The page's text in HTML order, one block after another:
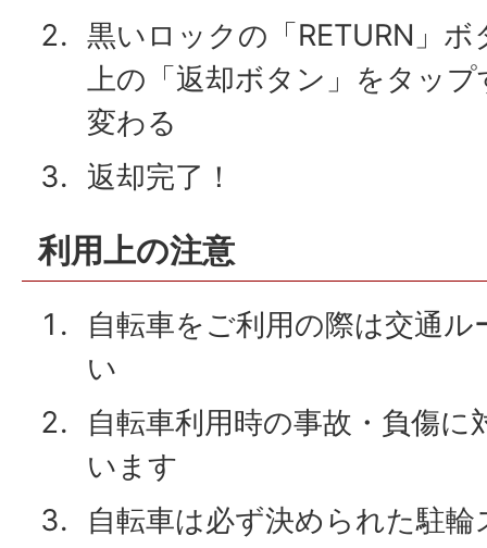
黒いロックの「RETURN」
上の「返却ボタン」をタッ
変わる
返却完了！
利用上の注意
自転車をご利用の際は交通
い
自転車利用時の事故・負傷
います
自転車は必ず決められた駐